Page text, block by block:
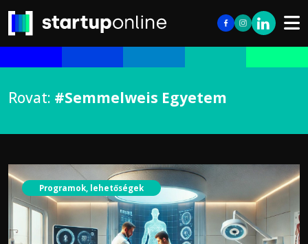
Rovat: #Semmelweis Egyetem
Programok, lehetőségek